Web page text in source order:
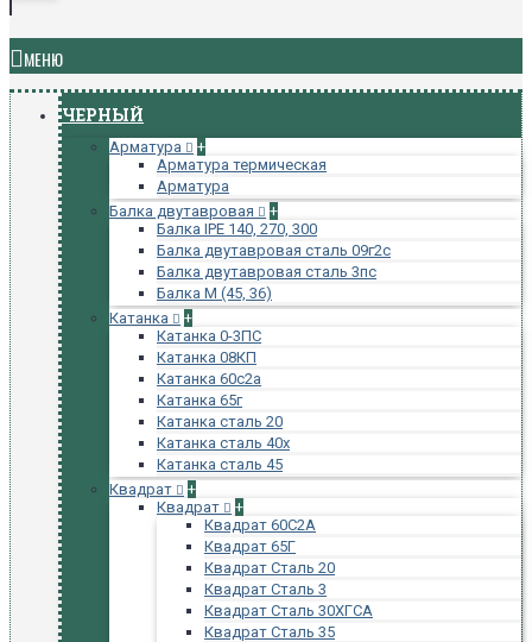
МЕНЮ
ЧЕРНЫЙ
Арматура
+
Арматура термическая
Арматура
Балка двутавровая
+
Балка IPE 140, 270, 300
Балка двутавровая сталь 09г2с
Балка двутавровая сталь 3пс
Балка М (45, 36)
Катанка
+
Катанка 0-3ПС
Катанка 08КП
Катанка 60с2а
Катанка 65г
Катанка сталь 20
Катанка сталь 40х
Катанка сталь 45
Квадрат
+
Квадрат
+
Квадрат 60С2А
Квадрат 65Г
Квадрат Сталь 20
Квадрат Сталь 3
Квадрат Сталь 30ХГСА
Квадрат Сталь 35